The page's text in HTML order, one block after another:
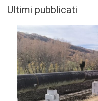
Ultimi pubblicati